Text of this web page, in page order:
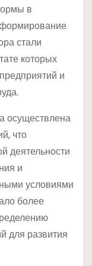
в
стали
которых
и
осуществлена
что
деятельности
и
условиями
более
для развития